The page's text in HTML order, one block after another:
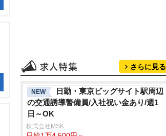
さらに見る
NEW
日勤・東京ビッグサイト駅周辺
の交通誘導警備員/入社祝い金あり/週1
日～OK
株式会社MSK